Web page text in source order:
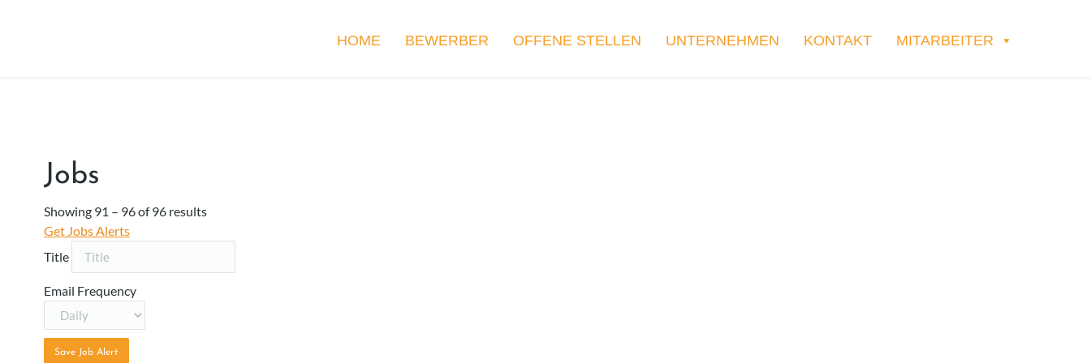
HOME BEWERBER OFFENE STELLEN UNTERNEHMEN KONTAKT MITARBEITER
Jobs
Showing 91 – 96of 96 results
Get Jobs Alerts
Title
Email Frequency
Save Job Alert